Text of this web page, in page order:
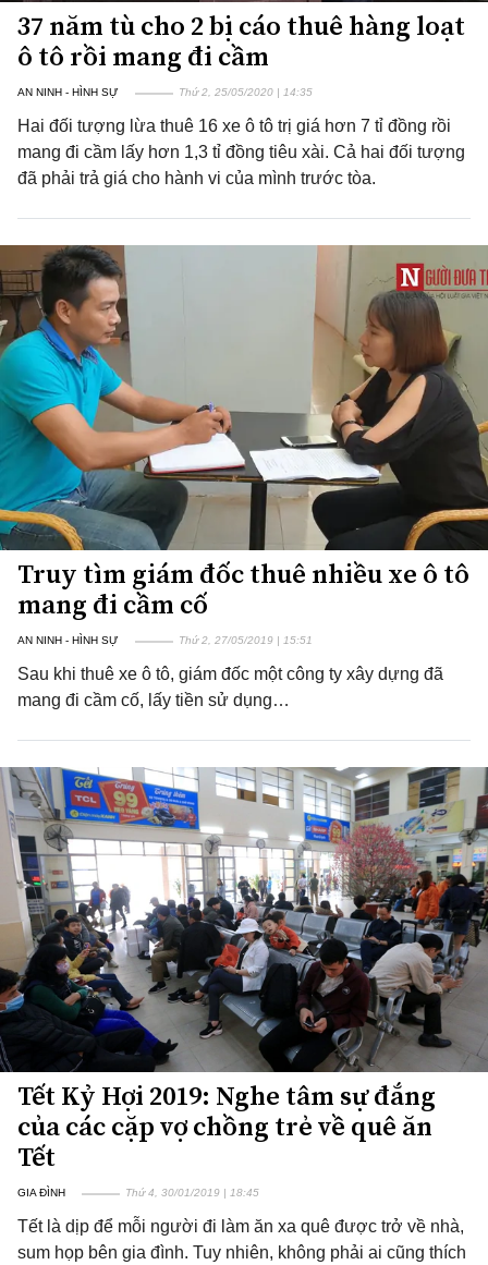
37 năm tù cho 2 bị cáo thuê hàng loạt
ô tô rồi mang đi cầm
AN NINH - HÌNH SỰ Thứ 2, 25/05/2020 | 14:35
Hai đối tượng lừa thuê 16 xe ô tô trị giá hơn 7 tỉ đồng rồi
mang đi cầm lấy hơn 1,3 tỉ đồng tiêu xài. Cả hai đối tượng
đã phải trả giá cho hành vi của mình trước tòa.
Truy tìm giám đốc thuê nhiều xe ô tô
mang đi cầm cố
AN NINH - HÌNH SỰ Thứ 2, 27/05/2019 | 15:51
Sau khi thuê xe ô tô, giám đốc một công ty xây dựng đã
mang đi cầm cố, lấy tiền sử dụng…
Tết Kỷ Hợi 2019: Nghe tâm sự đắng
của các cặp vợ chồng trẻ về quê ăn
Tết
GIA ĐÌNH Thứ 4, 30/01/2019 | 18:45
Tết là dịp để mỗi người đi làm ăn xa quê được trở về nhà,
sum họp bên gia đình. Tuy nhiên, không phải ai cũng thích